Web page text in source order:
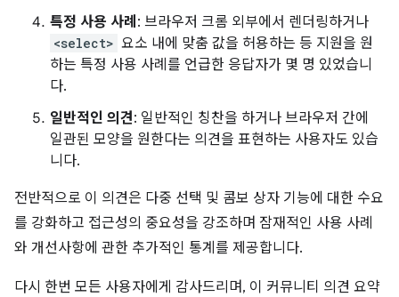
특정 사용 사례 : 브라우저 크롬 외부에서 렌더링하거나
<select> 요소 내에 맞춤 값을 허용하는 등 지원을 원
하는 특정 사용 사례를 언급한 응답자가 몇 명 있었습니
다.
일반적인 의견: 일반적인 칭찬을 하거나 브라우저 간에
일관된 모양을 원한다는 의견을 표현하는 사용자도 있습
니다.
전반적으로 이 의견은 다중 선택 및 콤보 상자 기능에 대한 수요
를 강화하고 접근성의 중요성을 강조하며 잠재적인 사용 사례
와 개선사항에 관한 추가적인 통계를 제공합니다.
다시 한번 모든 사용자에게 감사드리며, 이 커뮤니티 의견 요약